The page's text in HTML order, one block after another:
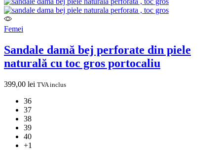
Femei
Sandale damă bej perforate din piele
naturală cu toc gros portocaliu
399,00 lei TVA inclus
36
37
38
39
40
+1